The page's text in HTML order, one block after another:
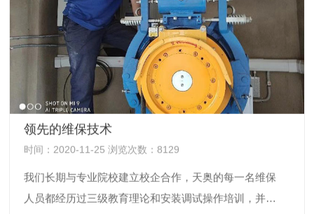
领先的维保技术
时间：2020-11-25 浏览次数：8129
我们长期与专业院校建立校企合作，天奥的每一名维保
人员都经历过三级教育理论和安装调试操作培训，并引